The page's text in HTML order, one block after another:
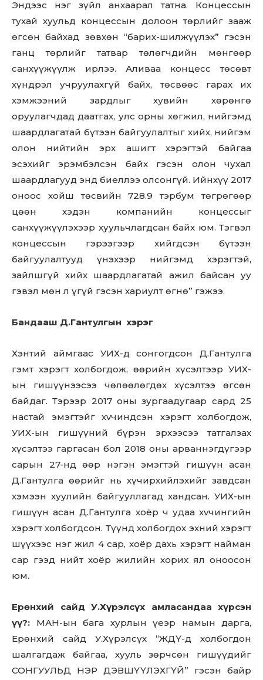
Эндээс нэг зүйл анхаарал татна. Концессын
тухай хуульд концессын долоон төрлийг зааж
өгсөн байхад зөвхөн “барих-шилжүүлэх” гэсэн
ганц төрлийг татвар төлөгчдийн мөнгөөр
санхүүжүүлж ирлээ. Аливаа концесс төсөвт
хүндрэл учруулахгүй байх, төсвөөс гарах их
хэмжээний зардлыг хувийн хөрөнгө
оруулагчдад даатгах, улс орны хөгжил, нийгэмд
шаардлагатай бүтээн байгуулалтыг хийх, нийгэм
олон нийтийн эрх ашигт хэрэгтэй байгаа
эсэхийг эрэмбэлсэн байх гэсэн олон чухал
шаардлагууд энд биеллээ олсонгүй. Ийнхүү 2017
оноос хойш төсвийн 728.9 тэрбум төгрөгөөр
цөөн хэдэн компанийн концессыг
санхүүжүүлэхээр хуульчлагдсан байх юм. Тэгвэл
концессын гэрээгээр хийгдсэн бүтээн
байгуулалтууд үнэхээр нийгэмд хэрэгтэй,
зайлшгүй хийх шаардлагатай ажил байсан уу
гэвэл мөн л үгүй гэсэн хариулт өгнө” гэжээ.
Бандааш Д.Гантулгын хэрэг
Хэнтий аймгаас УИХ-д сонгогдсон Д.Гантулга
гэмт хэрэгт холбогдож, өөрийн хүсэлтээр УИХ-
ын гишүүнээсээ чөлөөлөгдөх хүсэлтээ өгсөн
байдаг. Тэрээр 2017 оны зургаадугаар сард 25
настай эмэгтэйг хvчиндсэн хэрэгт холбогдож,
УИХ-ын гишүүний бүрэн эрхээсээ татгалзах
хүсэлтээ гаргасан бол 2018 оны арваннэгдүгээр
сарын 27-нд өөр нэгэн эмэгтэй гишүүн асан
Д.Гантулга өөрийг нь хүчирхийлэхийг завдсан
хэмээн хуулийн байгууллагад хандсан. УИХ-ын
гишүүн асан Д.Гантулга хоёр ч удаа хvчингийн
хэрэгт холбогдсон. Түүнд холбогдох эхний хэрэгт
шүүхээс нэг жил 4 сар, хоёр дахь хэрэгт найман
сар гээд нийт хоёр жилийн хорих ял оноосон
юм.
Ерөнхий сайд У.Хүрэлсүх амласандаа хүрсэн
үү?: МАН-ын бага хурлын үеэр намын дарга,
Ерөнхий сайд У.Хүрэлсүх “ЖДҮ-д холбогдон
шалгагдаж байгаа, хууль зөрчсөн гишүүдийг
СОНГУУЛЬД НЭР ДЭВШҮҮЛЭХГҮЙ” гэсэн байр